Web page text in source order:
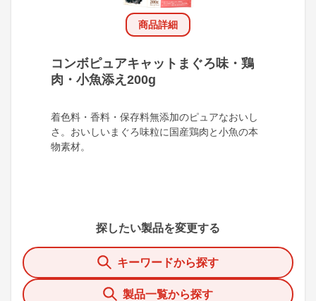
商品詳細
コンボピュアキャットまぐろ味・鶏
肉・小魚添え200g
着色料・香料・保存料無添加のピュアなおいし
さ。おいしいまぐろ味粒に国産鶏肉と小魚の本
物素材。
探したい製品を変更する
キーワードから探す
製品一覧から探す